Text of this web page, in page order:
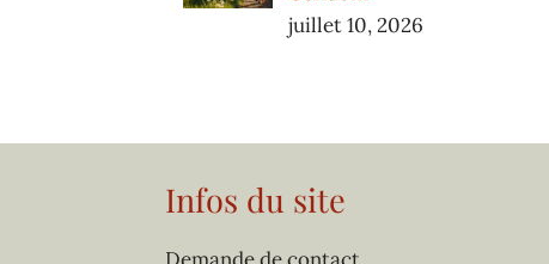
juillet 10, 2026
Infos du site